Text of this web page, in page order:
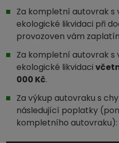
Za kompletní autovrak s
ekologické likvidaci při
provozoven vám
Za kompletní autovrak s
ekologické likvidaci
000 Kč.
Za výkup autovraku s
následující poplatky
kompletního autovraku):